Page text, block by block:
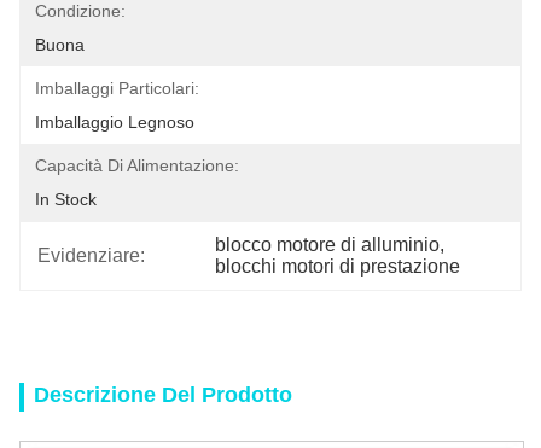
Condizione:
Buona
Imballaggi Particolari:
Imballaggio Legnoso
Capacità Di Alimentazione:
In Stock
Evidenziare:
blocco motore di alluminio,
blocchi motori di prestazione
Descrizione Del Prodotto